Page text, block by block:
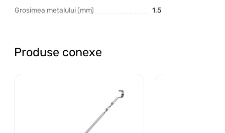
Grosimea metalului (mm) 1.5
Produse conexe